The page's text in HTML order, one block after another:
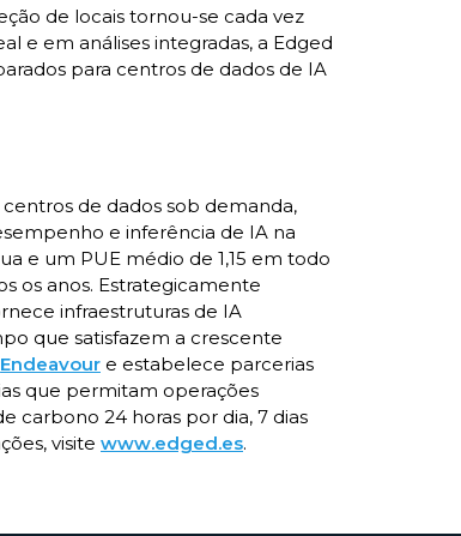
de locais tornou-se cada vez
e em análises integradas, a Edged
para centros de dados de IA
de dados sob demanda,
e inferência de IA na
e um PUE médio de 1,15 em todo
os anos. Estrategicamente
infraestruturas de IA
que satisfazem a crescente
Endeavour e estabelece parcerias
que permitam operações
carbono 24 horas por dia, 7 dias
visite www.edged.es.